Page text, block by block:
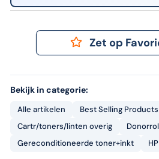
Zet op
Bekijk in categorie:
Alle artikelen
Best Selling Products
Cartr/toners/linten overig
Gereconditioneerde toner+inkt
HP